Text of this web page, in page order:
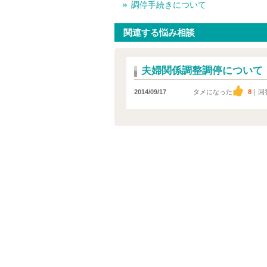
調停手続きについて
関連する悩み相談
夫婦関係調整調停について
2014/09/17 タメになった 8 ｜回